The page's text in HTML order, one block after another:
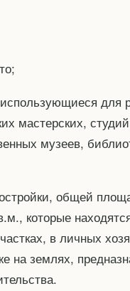
для
мастерских,
музеев,
общей
которые
в личных
на землях,